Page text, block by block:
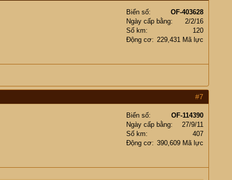
Biển số
OF-403628
Ngày cấp bằng
2/2/16
Số km
120
Động cơ
229,431 Mã lực
#7
Biển số
OF-114390
Ngày cấp bằng
27/9/11
Số km
407
Động cơ
390,609 Mã lực